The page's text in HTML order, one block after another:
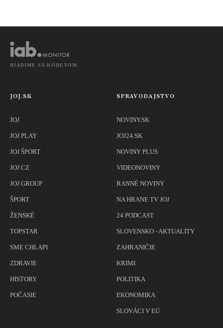
RIADIME SA KÓDEXOM
JOJ.SK
JOJ
JOJ PLAY
JOJ ŠPORT
JOJ CZ
JOJ GROUP
ŠPORT
ŽENSKÉ
TOPSTAR
SME CHLAPI
ZDRAVIE
HISTORY
POČASIE
SPRAVODAJSTVO
NOVINY.SK
JOJ24.SK
NOVINY PLUS
VIDEONOVINY
RANNÉ NOVINY
NA HRANE TV JOJ
24 PODCAST
SLOVENSKO - AKTUALITY
ZAHRANIČIE
KRIMI
POLITIKA
EKONOMIKA
SLOVÁCI V EÚ